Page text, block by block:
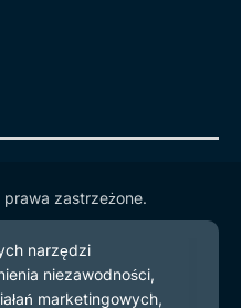
zastrzeżone.